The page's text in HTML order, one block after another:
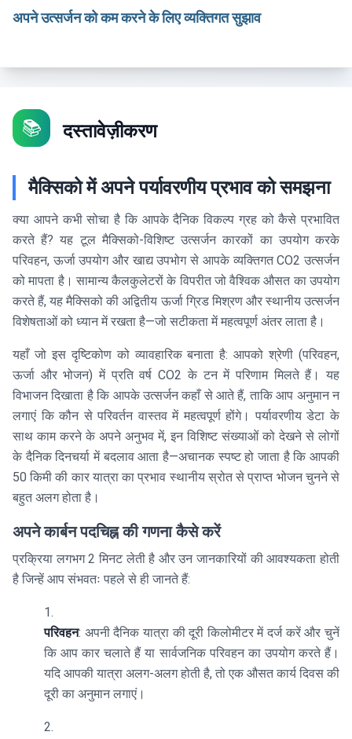
अपने उत्सर्जन को कम करने के लिए व्यक्तिगत सुझाव
📚 दस्तावेज़ीकरण
मैक्सिको में अपने पर्यावरणीय प्रभाव को समझना
क्या आपने कभी सोचा है कि आपके दैनिक विकल्प ग्रह को कैसे प्रभावित
करते हैं? यह टूल मैक्सिको-विशिष्ट उत्सर्जन कारकों का उपयोग करके
परिवहन, ऊर्जा उपयोग और खाद्य उपभोग से आपके व्यक्तिगत CO2 उत्सर्जन
को मापता है। सामान्य कैलकुलेटरों के विपरीत जो वैश्विक औसत का उपयोग
करते हैं, यह मैक्सिको की अद्वितीय ऊर्जा ग्रिड मिश्रण और स्थानीय उत्सर्जन
विशेषताओं को ध्यान में रखता है—जो सटीकता में महत्वपूर्ण अंतर लाता है।
यहाँ जो इस दृष्टिकोण को व्यावहारिक बनाता है: आपको श्रेणी (परिवहन,
ऊर्जा और भोजन) में प्रति वर्ष CO2 के टन में परिणाम मिलते हैं। यह
विभाजन दिखाता है कि आपके उत्सर्जन कहाँ से आते हैं, ताकि आप अनुमान न
लगाएं कि कौन से परिवर्तन वास्तव में महत्वपूर्ण होंगे। पर्यावरणीय डेटा के
साथ काम करने के अपने अनुभव में, इन विशिष्ट संख्याओं को देखने से लोगों
के दैनिक दिनचर्या में बदलाव आता है—अचानक स्पष्ट हो जाता है कि आपकी
50 किमी की कार यात्रा का प्रभाव स्थानीय स्रोत से प्राप्त भोजन चुनने से
बहुत अलग होता है।
अपने कार्बन पदचिह्न की गणना कैसे करें
प्रक्रिया लगभग 2 मिनट लेती है और उन जानकारियों की आवश्यकता होती
है जिन्हें आप संभवतः पहले से ही जानते हैं:
परिवहन: अपनी दैनिक यात्रा की दूरी किलोमीटर में दर्ज करें और चुनें
कि आप कार चलाते हैं या सार्वजनिक परिवहन का उपयोग करते हैं।
यदि आपकी यात्रा अलग-अलग होती है, तो एक औसत कार्य दिवस की
दूरी का अनुमान लगाएं।